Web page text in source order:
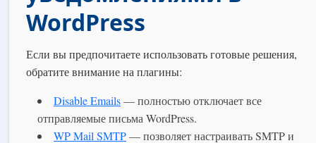
WordPress
Если вы предпочитаете использовать готовые решения,
обратите внимание на плагины:
Disable Emails— полностью отключает все
отправляемые письма WordPress.
WP Mail SMTP— позволяет настраивать SMTP и